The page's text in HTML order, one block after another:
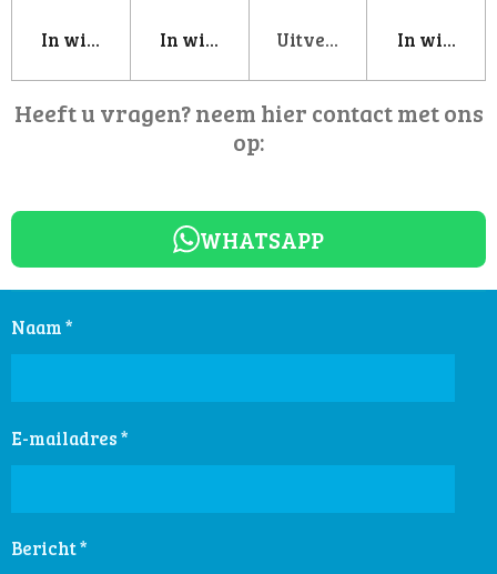
In winkelwagenIn winkelwagenUitverkocht In
Heeft u vragen? neem hier contact met ons
op:
WHATSAPP
Naam *
E-mailadres *
Bericht *